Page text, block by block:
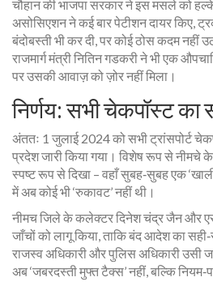
चौहान की भाजपा सरकार ने इस मसले को
असोसिएशन ने कई बार पेटीशन दायर किए,
बंदोबस्ती भी कर दी, पर कोई ठोस कदम नहीं
राजमार्ग मंत्रीनितिन गडकरीने भी एक
पर उसकी आवाज़ को ज़ोर नहीं मिला।
निर्णय: सभी चेकपॉस्ट का
अंततः 1 जुलाई 2024 कोसभी ट्रांसपोर्ट
प्रदेशजारी किया गया। विशेष रूप से नीमचे
स्पष्ट रूप से दिखा – वहाँ सुबह‑सुबह एक
में अब कोई भी ‘रुकावट’ नहीं थी।
नीमच जिले के कलेक्टरदिनेश चंद्र जैनऔर
जाँचों को लागू किया, ताकि बंद आदेश का
राजस्व अधिकारी और पुलिस अधिकारी उसी
अब ‘जबरदस्ती मुफ्त टैक्स’ नहीं, बल्कि